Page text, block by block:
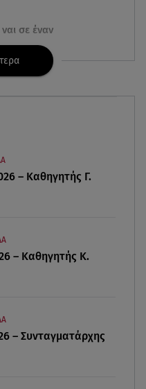
σε έναν
αναρτήσεις της με
σήμερα
σημείο
(αναλόγιο) στο
ή απειρία πίσω από
– Καθηγητής Γ.
– Καθηγητής Κ.
– Συνταγματάρχης